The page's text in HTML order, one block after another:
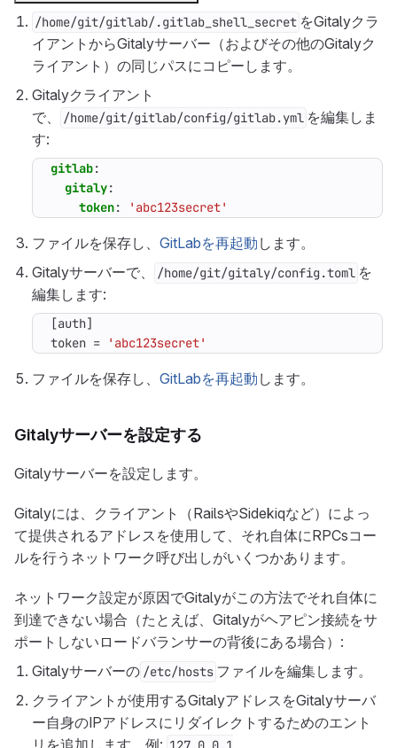
/home/git/gitlab/.gitlab_shell_secret をGitalyクラ
イアントからGitalyサーバー（およびその他のGitalyク
ライアント）の同じパスにコピーします。
Gitalyクライアント
で、
/home/git/gitlab/config/gitlab.yml を編集しま
す:
gitlab:
gitaly:
token: 'abc123secret'
ファイルを保存し、 GitLabを再起動 します。
Gitalyサーバーで、
/home/git/gitaly/config.toml を
編集します:
[auth]
token = 'abc123secret'
ファイルを保存し、 GitLabを再起動 します。
Gitalyサーバーを設定する
Gitalyサーバーを設定します。
Gitalyには、クライアント（RailsやSidekiqなど）によっ
て提供されるアドレスを使用して、それ自体にRPCsコー
ルを行うネットワーク呼び出しがいくつかあります。
ネットワーク設定が原因でGitalyがこの方法でそれ自体に
到達できない場合（たとえば、Gitalyがヘアピン接続をサ
ポートしないロードバランサーの背後にある場合）:
Gitalyサーバーの /etc/hosts ファイルを編集します。
クライアントが使用するGitalyアドレスをGitalyサーバ
ー自身のIPアドレスにリダイレクトするためのエント